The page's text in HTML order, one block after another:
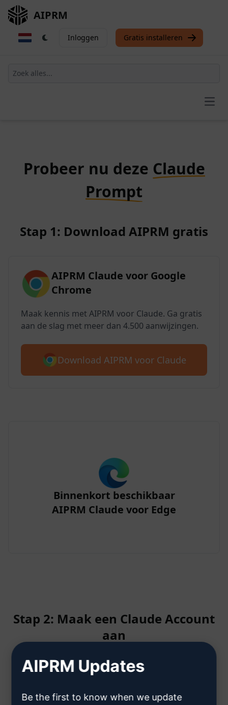
AIPRM
Inloggen Gratis installeren
Probeer nu deze Claude
Prompt
Stap 1: Download AIPRM gratis
AIPRM Claude voor Google
Chrome
Maak kennis met AIPRM voor Claude. Ga gratis
aan de slag met meer dan 4.500 aanwijzingen.
Download AIPRM voor Claude
Binnenkort beschikbaar
AIPRM Claude voor Edge
Stap 2: Maak een Claude Account
aan
Klik hier om te leren hoe u een
Claude account aanmaakt
AIPRM Updates
Be the first to know when we update